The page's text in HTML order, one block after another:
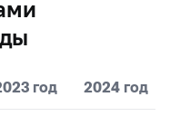
год 2024 год